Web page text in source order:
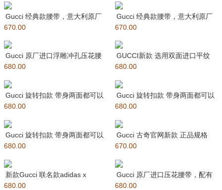
Gucci 经典款腰带，意大利原厂
定制原版皮，精品竹节马蹄五
670.00
Gucci 经典款腰带，意大利原厂
定制原版皮，精品竹节马蹄
670.00
Gucci 原厂进口浮雕冲孔压花腰
带，配有双G式经典扣细
680.00
GUCCI新款 选用双面进口平纹
牛皮，搭配方形G扣，时尚休
680.00
Gucci 旋转扣款 带身两面都可以
使用，双面腰带，一侧为
680.00
Gucci 旋转扣款 带身两面都可以
使用，双面腰带，一侧为G
680.00
Gucci 旋转扣款 带身两面都可以
使用，双面腰带，一侧为G
680.00
Gucci 古奇官网新款 正品规格
原版品质 ?手感极佳
670.00
新款Gucci 联名款adidas x
Gucci GG M
680.00
Gucci 原厂进口压花腰带，配有
互扣式双G带扣细节。磨砂金
680.00